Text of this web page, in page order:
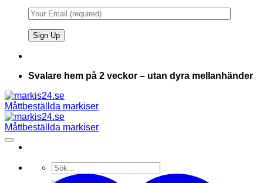
Svalare hem på 2 veckor – utan dyra mellanhänder
Sök
efter: